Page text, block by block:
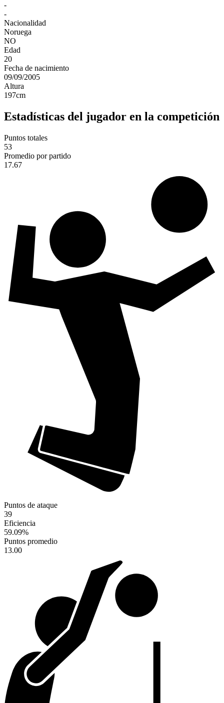
-
-
Nacionalidad
Noruega
NO
Edad
20
Fecha de nacimiento
09/09/2005
Altura
197cm
Estadísticas del jugador en la competición
Puntos totales
53
Promedio por partido
17.67
Puntos de ataque
39
Eficiencia
59.09%
Puntos promedio
13.00